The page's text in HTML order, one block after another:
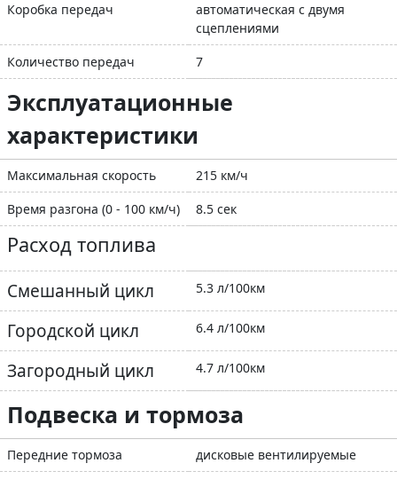
Коробка передач
автоматическая с двумя
сцеплениями
Количество передач
7
Эксплуатационные
характеристики
Максимальная скорость
215 км/ч
Время разгона (0 - 100 км/ч)
8.5 сек
Расход топлива
Смешанный цикл 5.3 л/100км
Городской цикл 6.4 л/100км
Загородный цикл 4.7 л/100км
Подвеска и тормоза
Передние тормоза
дисковые вентилируемые